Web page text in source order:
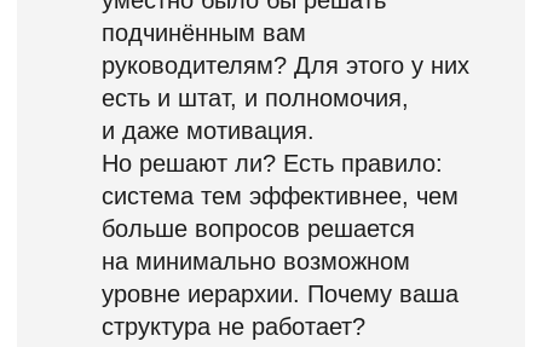
Стоимость обучения